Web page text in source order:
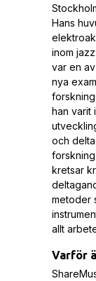
Hans
inom
var en
nya
han varit
och
kretsar
metoder
allt
Varför